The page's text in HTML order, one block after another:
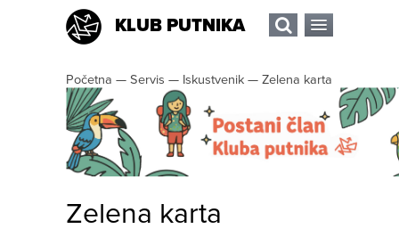
KLUB PUTNIKA
Početna — Servis — Iskustvenik — Zelena karta
Zelena karta